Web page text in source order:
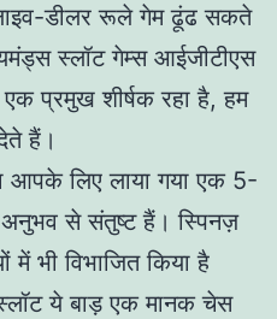
डीलर रूले गेम ढूंढ सकते
स्लॉट गेम्स आईजीटीएस
प्रमुख शीर्षक रहा है, हम
हैं।
आपके लिए लाया गया एक 5-
से संतुष्ट हैं। स्पिनज़
भी विभाजित किया है
ये बाड़ एक मानक चेस